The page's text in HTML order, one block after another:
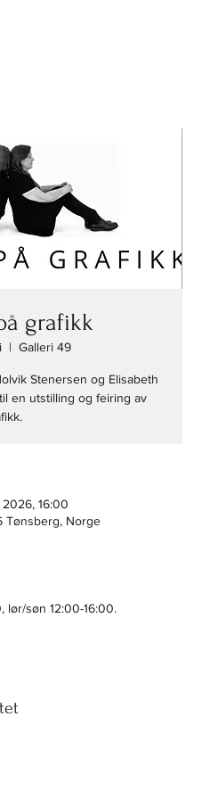
grafikk
  |
Galleri 49
Stenersen og Elisabeth
en utstilling og feiring av
2026, 16:00
Tønsberg, Norge
lør/søn 12:00-16:00.